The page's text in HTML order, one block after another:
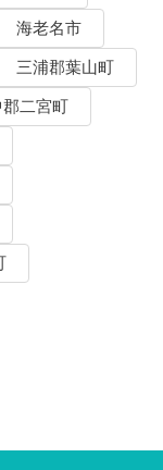
海老名市
三浦郡葉山町
二宮町